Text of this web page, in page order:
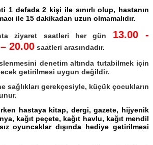
1 defada 2 kişi ile sınırlı olup, hastanın
ile 15 dakikadan uzun olmamalıdır.
ziyaret saatleri her gün 13.00 -
20.00 saatleri arasındadır.
denetim altında tutabilmek için
getirilmesi uygun değildir.
sağlıkları gerekçesiyle, küçük çocukların
hastaya kitap, dergi, gazete, hijyenik
kağıt peçete, kağıt havlu, kağıt mendil
oyuncaklar dışında hediye getirilmesi